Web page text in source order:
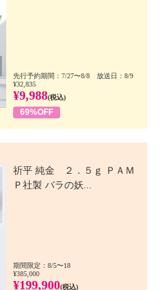
先行予約期間：7/27〜8/8 放送日：8/9
¥32,835
¥9,988(税込)
69%OFF
祈平 純金 ２．５ｇ ＰＡＭ
Ｐ社製 バラの妖...
期間限定：8/5〜18
¥385,000
¥199,900(税込)